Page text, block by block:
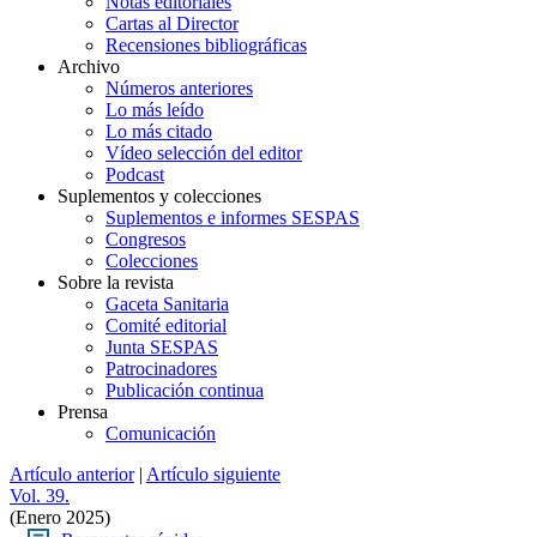
Cartas al Director
Recensiones bibliográficas
Archivo
Números anteriores
Lo más leído
Lo más citado
Vídeo selección del editor
Podcast
Suplementos y colecciones
Suplementos e informes SESPAS
Congresos
Colecciones
Sobre la revista
Gaceta Sanitaria
Comité editorial
Junta SESPAS
Patrocinadores
Publicación continua
Prensa
Comunicación
Artículo anterior| Artículo siguiente
Vol. 39.
(Enero 2025)